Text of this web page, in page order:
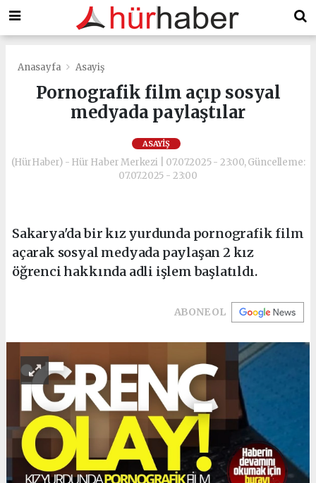
Anasayfa Asayiş
Pornografik film açıp sosyal
medyada paylaştılar
ASAYIŞ
(HürHaber) - Hür Haber Merkezi | 07.07.2025 - 23:00, Güncelleme:
07.07.2025 - 23:00
Sakarya'da bir kız yurdunda pornografik film
açarak sosyal medyada paylaşan 2 kız
öğrenci hakkında adli işlem başlatıldı.
ABONE OL